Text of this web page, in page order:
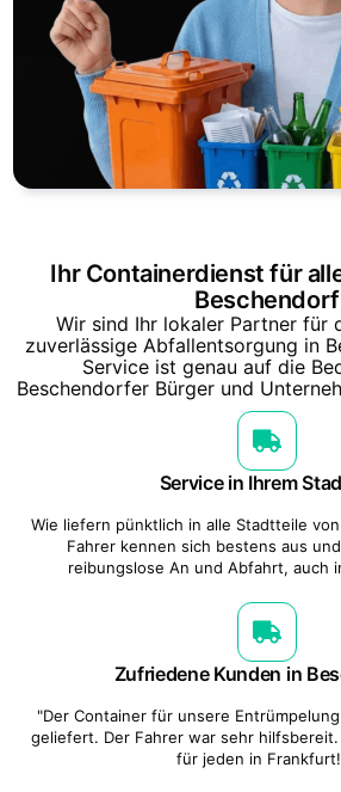
Ihr Containerdienst für
Beschendorf
Wir sind Ihr lokaler Partner für
zuverlässige Abfallentsorgung in
Service ist genau auf die
Beschendorfer Bürger und
Service in Ihrem
Wie liefern pünktlich in alle Stadtteile
Fahrer kennen sich bestens aus
reibungslose An und Abfahrt, auch
Zufriedene Kunden in
"Der Container für unsere
geliefert. Der Fahrer war sehr
für jeden in